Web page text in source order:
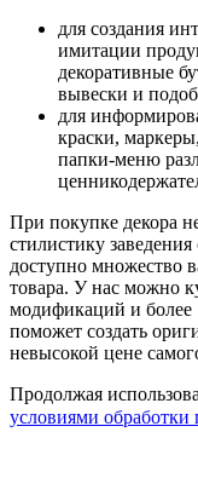
для создания
имитации
декоративные
вывески и
для
краски,
папки-меню
При покупке декора
стилистику
доступно множество
товара. У нас можно
модификаций и более
поможет создать
невысокой цене
Продолжая
условиями